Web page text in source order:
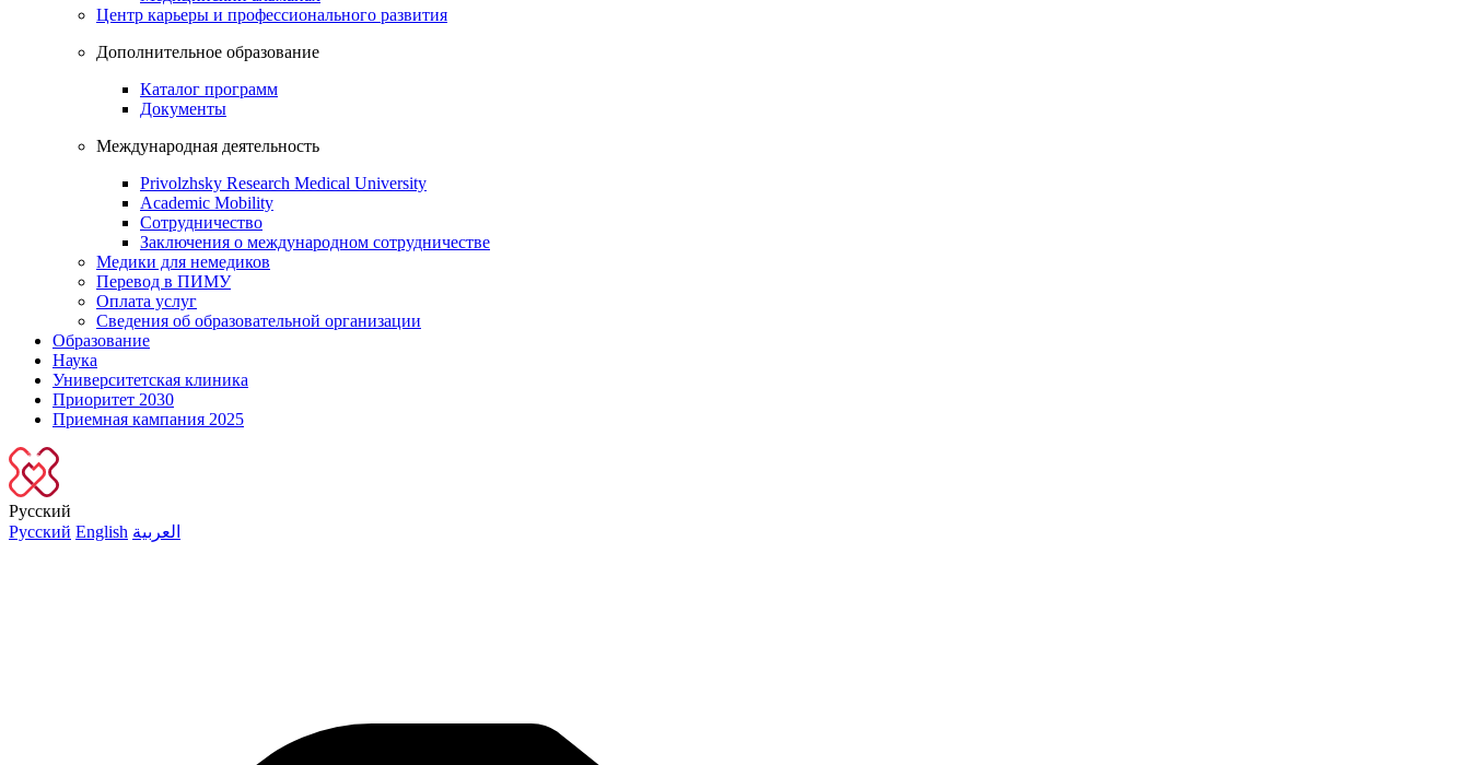
Центр карьеры и профессионального развития
Дополнительное образование
Каталог программ
Документы
Международная деятельность
Privolzhsky Research Medical University
Academic Mobility
Сотрудничество
Заключения о международном сотрудничестве
Медики для немедиков
Перевод в ПИМУ
Оплата услуг
Сведения об образовательной организации
Образование
Наука
Университетская клиника
Приоритет 2030
Приемная кампания 2025
Русский
Русский English العربية